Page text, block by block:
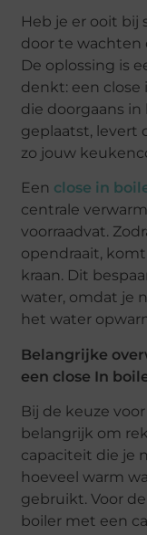
Heb je er ooit bij
door te wachten
De oplossing is
denkt: een close
die doorgaans
geplaatst, levert
zo jouw
Een close in
centrale
voorraadvat.
opendraait,
kraan. Dit
water, omdat je
het water
Belangrijke
een close In
Bij de keuze
belangrijk om
capaciteit die je
hoeveel warm
gebruikt. Voor
boiler met een